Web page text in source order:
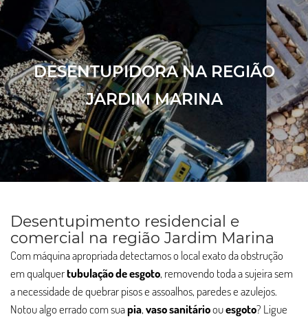
DESENTUPIDORA NA REGIÃO
JARDIM MARINA
Desentupimento residencial e
comercial na região Jardim Marina
Com máquina apropriada detectamos o local exato da obstrução
em qualquertubulação de esgoto, removendo toda a sujeira sem
a necessidade de quebrar pisos e assoalhos, paredes e azulejos.
Notou algo errado com suapia,vaso sanitárioouesgoto? Ligue